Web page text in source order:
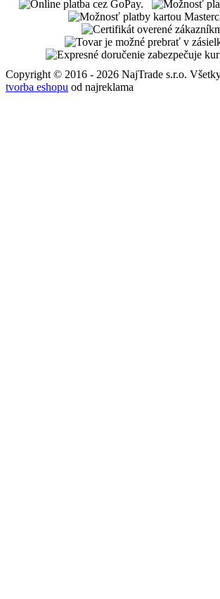
Copyright © 2016 - 2026 NajTrade s.r.o.
tvorba eshopu od najreklama